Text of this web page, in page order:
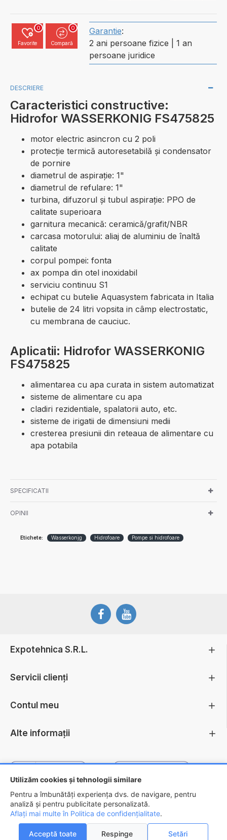
Utilizăm cookies și tehnologii similare
Pentru a îmbunătăți experiența dvs. de navigare, pentru
analiză și pentru publicitate personalizată.
Aflați mai multe în Politica de confidențialitate.
Acceptă toate Respinge Setări
Favorite
0
Compară
0 Garantie:
2 ani persoane fizice | 1 an
persoane juridice
DESCRIERE
Caracteristici constructive:
Hidrofor WASSERKONIG FS475825
motor electric asincron cu 2 poli
protecţie termică autoresetabilă şi condensator
de pornire
diametrul de aspirație: 1"
diametrul de refulare: 1"
turbina, difuzorul şi tubul aspiraţie: PPO de
calitate superioara
garnitura mecanică: ceramică/grafit/NBR
carcasa motorului: aliaj de aluminiu de înaltă
calitate
corpul pompei: fonta
ax pompa din otel inoxidabil
serviciu continuu S1
echipat cu butelie Aquasystem fabricata in Italia
butelie de 24 litri vopsita in câmp electrostatic,
cu membrana de cauciuc.
Aplicatii: Hidrofor WASSERKONIG
FS475825
alimentarea cu apa curata in sistem automatizat
sisteme de alimentare cu apa
cladiri rezidentiale, spalatorii auto, etc.
sisteme de irigatii de dimensiuni medii
cresterea presiunii din reteaua de alimentare cu
apa potabila
SPECIFICATII
OPINII
Etichete: Wasserkonjg Hidrofoare Pompe si hidrofoare
Expotehnica S.R.L.
Servicii clienți
Contul meu
Alte informații
Copyright © 2026 - EXPOTEHNICA S.R.L.